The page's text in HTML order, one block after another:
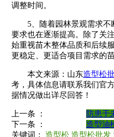
调整时间。
5、随着园林景观需求
要求也在逐渐提高。除了关
始重视苗木整体品质和后续
更稳定、更适合项目需求的苗
本文来源：山东造型松
考，具体信息请联系我们官
据情况做出详尽回答！
上一条 ：
防患于
下一条 ：
造型油
关键词： 造型松 造型松批发